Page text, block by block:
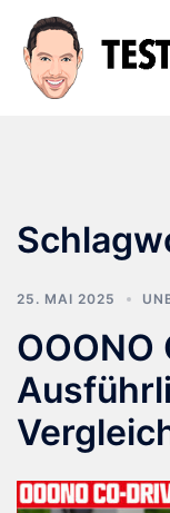
Inhalt
springen
25. MAI 2025
OOONO